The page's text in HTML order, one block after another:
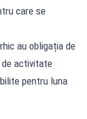
care se
au obligația de
de activitate
pentru luna